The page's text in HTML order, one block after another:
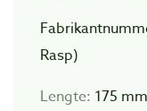
Rasp)
Lengte: 175 mm